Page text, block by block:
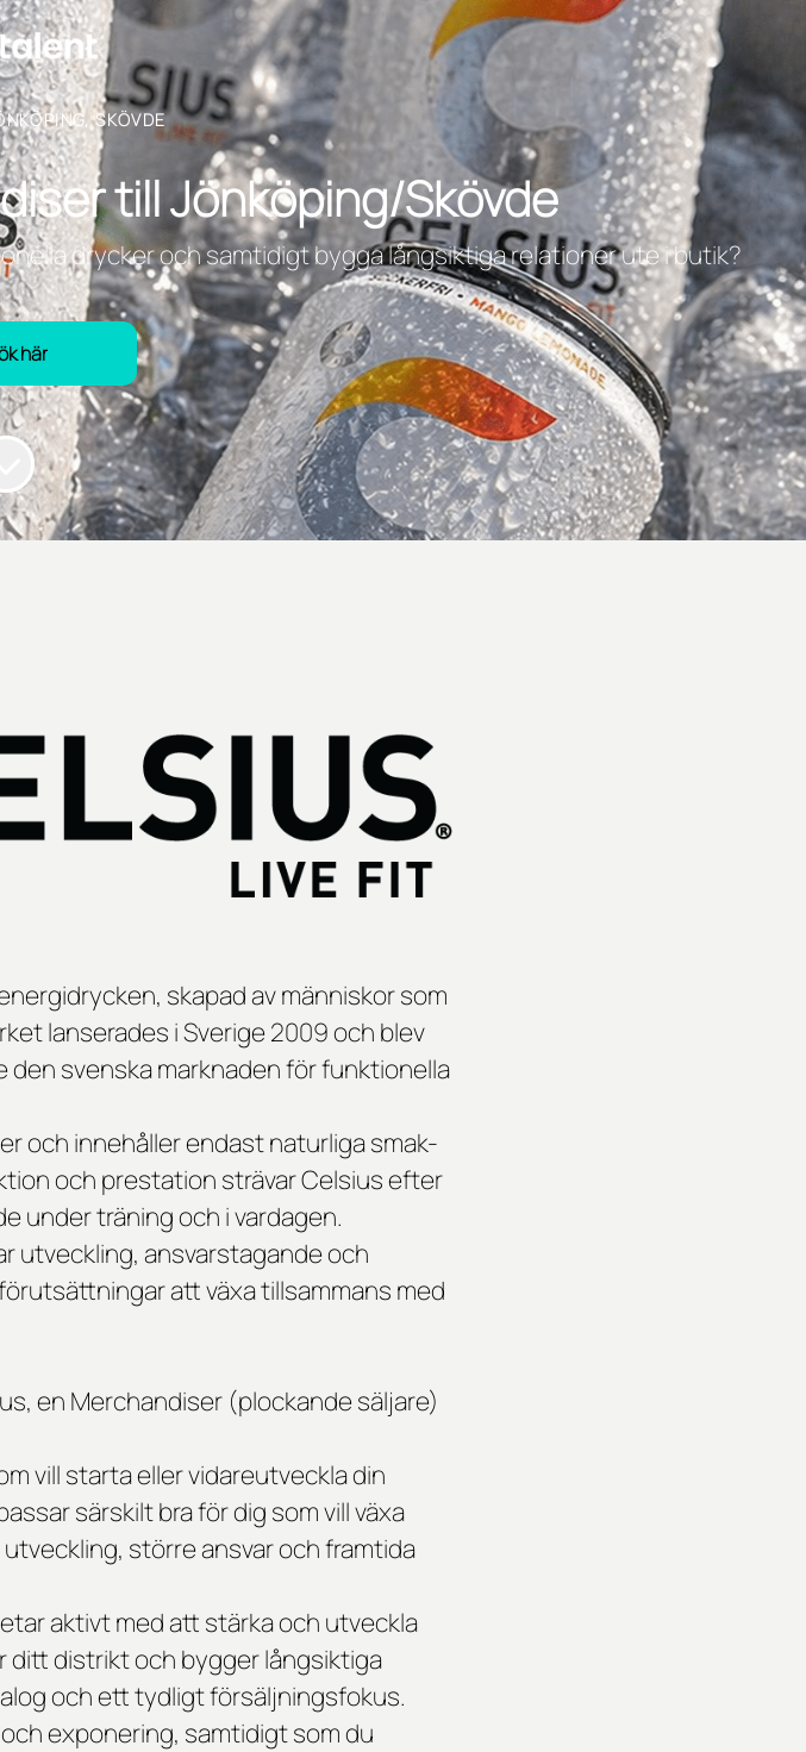
SKÖVDE
till Jönköping/Skövde
drycker och samtidigt bygga långsiktiga relationer ute i butik?
här
skapad av människor som
lanserades i Sverige 2009 och blev
svenska marknaden för funktionella
och innehåller endast naturliga smak-
och prestation strävar Celsius efter
under träning och i vardagen.
utveckling, ansvarstagande och
att växa tillsammans med
en Merchandiser (plockande säljare)
vill starta eller vidareutveckla din
särskilt bra för dig som vill växa
större ansvar och framtida
aktivt med att stärka och utveckla
ditt distrikt och bygger långsiktiga
och ett tydligt försäljningsfokus.
exponering, samtidigt som du